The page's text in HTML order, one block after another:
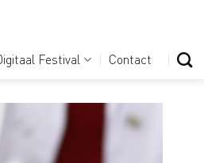
Festival Contact